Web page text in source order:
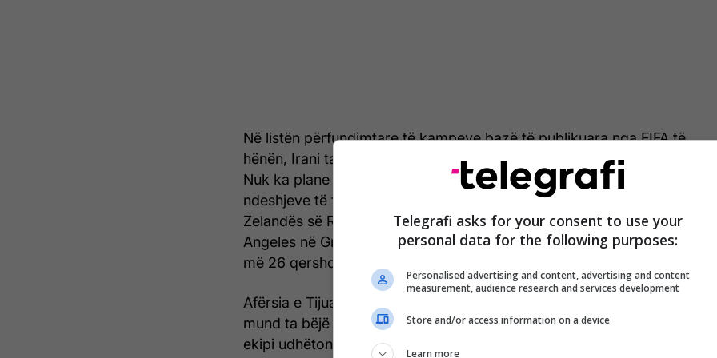
Në listën përfundimtare të kampeve bazë të publikuara nga FIFA të
hënën, Irani tani është i vendosur në Centro Xoloitzcuintle në Tijuana.
Nuk ka plane të menjëhershme për të ndryshuar vendndodhjet e
ndeshjeve të fazës së grupeve, kështu që Irani do të luajë kundër
Zelandës së Re më 15 qershor dhe Belgjikës më 21 qershor në Los
Angeles në Grupin G, përpara se të luajë kundër Egjiptit në Seattle
më 26 qershor.
Afërsia e Tijuanës me kufirin SHBA-Meksikë, përballë San Diegos,
mund ta bëjë më të lehtë për ekipin kombëtar hyrjen në SHBA kur
ekipi udhëton për ndeshje.
Telegrafi asks for your consent to use your
personal data for the following purposes:
Personalised advertising and content, advertising and content
measurement, audience research and services development
Store and/or access information on a device
Learn more